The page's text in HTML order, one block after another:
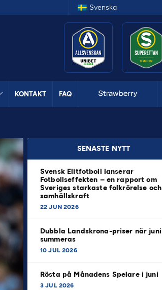
Svenska
KONTAKT FAQ
SENASTE NYTT
Svensk Elitfotboll lanserar
Fotbollseffekten – en rapport om
Sveriges starkaste folkrörelse och
samhällskraft
22 JUN 2026
Dubbla Landskrona-priser när juni
summeras
10 JUL 2026
Rösta på Månadens Spelare i juni
3 JUL 2026